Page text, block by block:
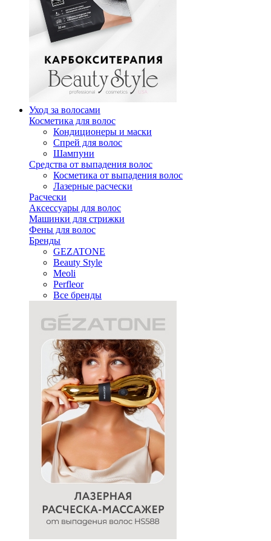
Уход за волосами
Косметика для волос
Кондиционеры и маски
Спрей для волос
Шампуни
Средства от выпадения волос
Косметика от выпадения волос
Лазерные расчески
Расчески
Аксессуары для волос
Машинки для стрижки
Фены для волос
Бренды
GEZATONE
Beauty Style
Meoli
Perfleor
Все бренды